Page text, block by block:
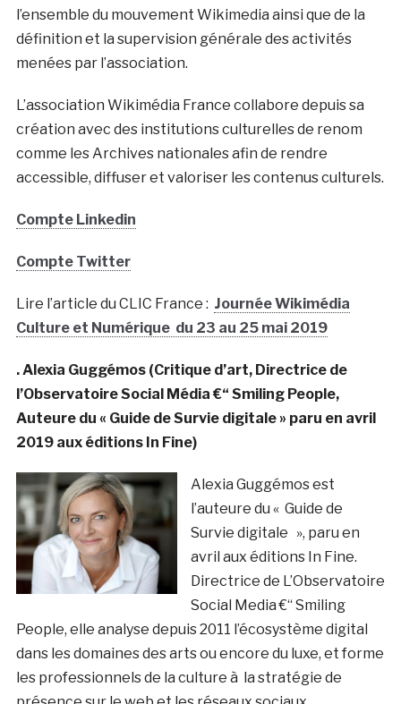
l’ensemble du mouvement Wikimedia ainsi que de la
définition et la supervision générale des activités
menées par l’association.
L’association Wikimédia France collabore depuis sa
création avec des institutions culturelles de renom
comme les Archives nationales afin de rendre
accessible, diffuser et valoriser les contenus culturels.
Compte Linkedin
Compte Twitter
Lire l’article du CLIC France : Journée Wikimédia
Culture et Numériquedu 23 au 25 mai 2019
. Alexia Guggémos (Critique d’art, Directrice de
l’Observatoire Social Média €“ Smiling People,
Auteure du « Guide de Survie digitale » paru en avril
2019 aux éditions In Fine)
Alexia Guggémos est
l’auteure du « Guide de
Survie digitale », paru en
avril aux éditions In Fine.
Directrice de L’Observatoire
Social Media €“ Smiling
People, elle analyse depuis 2011 l’écosystème digital
dans les domaines des arts ou encore du luxe, et forme
les professionnels de la culture à la stratégie de